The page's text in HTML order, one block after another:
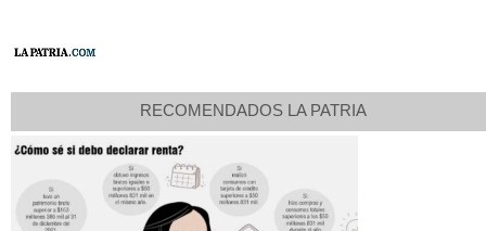
RECOMENDADOS LA PATRIA